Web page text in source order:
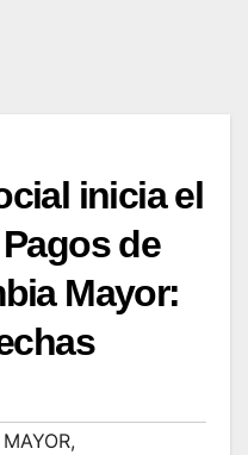
inicia el
de
Mayor:
,